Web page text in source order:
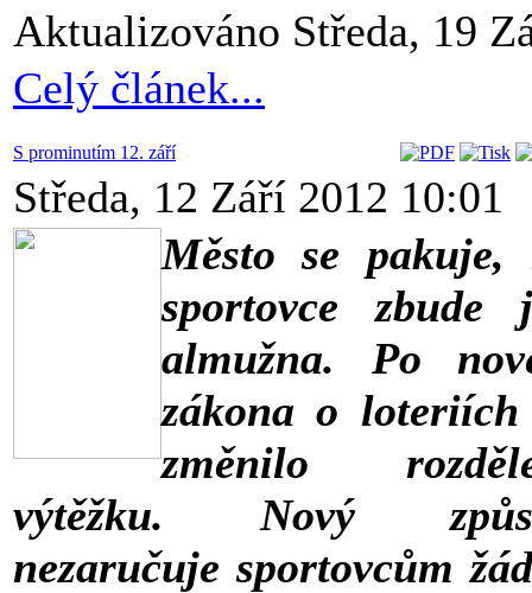
Aktualizováno Středa, 19
Celý článek...
S prominutím 12. září
Středa, 12 Září 2012 10:01
Město se pakuje,
sportovce zbude
almužna. Po
zákona o loteriích
změnilo
výtěžku. Nový
nezaručuje sportovcům